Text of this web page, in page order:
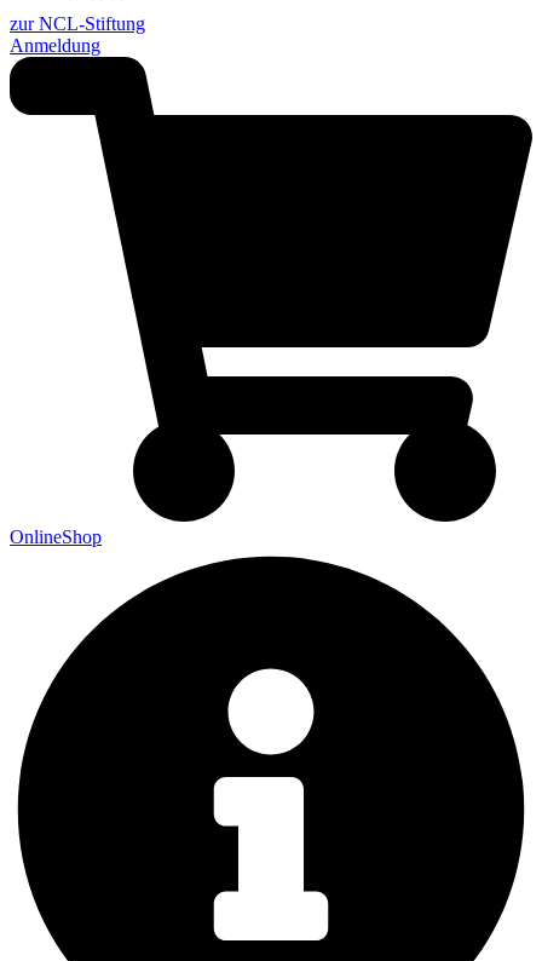
zur NCL-Stiftung
Anmeldung
OnlineShop